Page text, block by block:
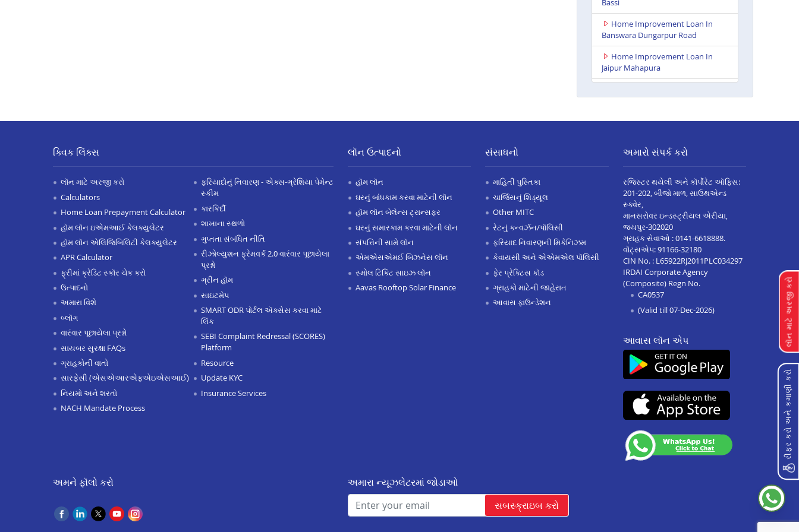
Home Improvement Loan In
Banswara Dungarpur Road
Home Improvement Loan In
Jaipur Mahapura
Parbatsar
Home Improvement Loan In
Home Improvement Loan In
Udaipur Neelam Complex
Home Improvement Loan In
Home Improvement Loan In
Kota Baran Road
Home Improvement Loan In
Home Improvement Loan In
Dungarpur
Home Improvement Loan In
Home Improvement Loan In
Bharatpur
Sawai Madhopur
Home Improvement Loan In
Home Improvement Loan In
Ajeetgarh
લૉન માટે અરજી કરો
રીફર કરો અને કમાણી કરો
ક્વિક લિંક્સ
લૉન માટે અરજી કરો
Calculators
Home Loan Prepayment Calculator
હૉમ લૉન ઇએમઆઈ કેલક્યુલેટર
હૉમ લૉન એલિજિબિલિટી કેલક્યુલેટર
APR Calculator
ફ્રીમાં ક્રેડિટ સ્કૉર ચેક કરો
ઉત્પાદનો
અમારા વિશે
બ્લૉગ
વારંવાર પૂછાયેલા પ્રશ્નો
સાયબર સુરક્ષા FAQs
ગ્રાહકોની વાતો
સારફેસી (એસએઆરએફએઇએસઆઈ)
નિયમો અને શરતો
NACH Mandate Process
ફરિયાદોનું નિવારણ - એક્સ-ગ્રેશિયા પેમેન્ટ
સ્કીમ
કારકિર્દી
શાખાના સ્થળો
ગુપ્તતા સંબંધિત નીતિ
રીઝોલ્યુશન ફ્રેમવર્ક 2.0 વારંવાર પૂછાયેલા
પ્રશ્નો
ગ્રીન હૉમ
સાઇટમેપ
SMART ODR પોર્ટલ ઍક્સેસ કરવા માટે
લિંક
SEBI Complaint Redressal (SCORES)
Platform
Resource
Update KYC
Insurance Services
લૉન ઉત્પાદનો
હૉમ લૉન
ઘરનું બાંધકામ કરવા માટેની લૉન
હૉમ લૉન બેલેન્સ ટ્રાન્સફર
ઘરનું સમારકામ કરવા માટેની લૉન
સંપત્તિની સામે લૉન
એમએસએમઈ બિઝનેસ લૉન
સ્મોલ ટિકિટ સાઇઝ લૉન
Aavas Rooftop Solar Finance
સંસાધનો
માહિતી પુસ્તિકા
ચાર્જિસનું શિડ્યૂલ
Other MITC
રેટનું કન્વર્ઝન/પૉલિસી
ફરિયાદ નિવારણની મિકેનિઝમ
કેવાયસી અને એએમએલ પૉલિસી
ફેર પ્રેક્ટિસ કૉડ
ગ્રાહકો માટેની જાહેરાત
આવાસ ફાઉન્ડેશન
અમારો સંપર્ક કરો
રજિસ્ટર થયેલી અને કૉર્પોરેટ ઑફિસ:
201-202, બીજો માળ, સાઉથએન્ડ
સ્ક્વેર,
માનસરોવર ઇન્ડસ્ટ્રીયલ એરીયા,
જયપુર-302020
ગ્રાહક સેવાઓ :0141-6618888.
વૉટ્સએપ:91166-32180
CIN No. : L65922RJ2011PLC034297
IRDAI Corporate Agency
(Composite) Regn No.
CA0537
(Valid till 07-Dec-2026)
આવાસ લૉન એપ
અમને ફૉલો કરો
અમારા ન્યૂઝલેટરમાં જોડાઓ
સબસ્ક્રાઇબ કરો